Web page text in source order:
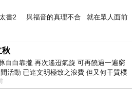
代悠久的的古蹟～
的！裡面好多靈魂的感覺XD
搭飛機，累得很～
面精神都來了！好像進到了神
書2 與福音的真理不合 就在眾人面前
秋
白白靠攏 再次遙迢氣旋 可再饒過一遍窮
活動 已達文明極致之浪費 但又何干質樸
白陪葬